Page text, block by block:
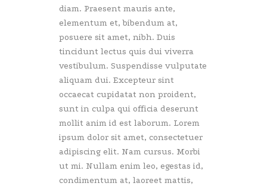
diam. Praesent mauris ante,
elementum et, bibendum at,
posuere sit amet, nibh. Duis
tincidunt lectus quis dui viverra
vestibulum. Suspendisse vulputate
aliquam dui. Excepteur sint
occaecat cupidatat non proident,
sunt in culpa qui officia deserunt
mollit anim id est laborum. Lorem
ipsum dolor sit amet, consectetuer
adipiscing elit. Nam cursus. Morbi
ut mi. Nullam enim leo, egestas id,
condimentum at, laoreet mattis,